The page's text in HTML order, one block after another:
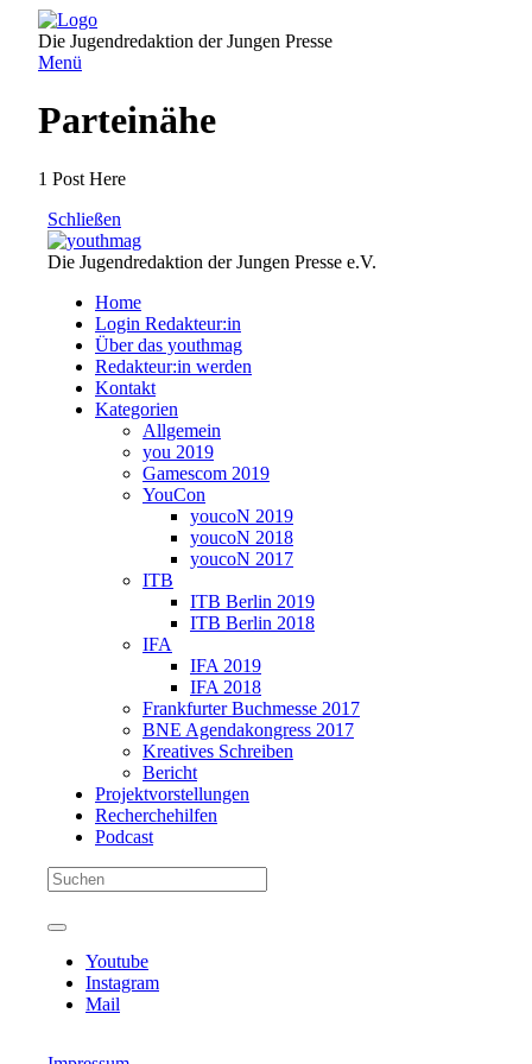
Direkt
zum
Inhalt
Die Jugendredaktion der Jungen Presse
Menü
Parteinähe
1 Post Here
Schließen
Die Jugendredaktion der Jungen Presse e.V.
Home
Login Redakteur:in
Über das youthmag
Redakteur:in werden
Kontakt
Kategorien
Allgemein
you 2019
Gamescom 2019
YouCon
youcoN 2019
youcoN 2018
youcoN 2017
ITB
ITB Berlin 2019
ITB Berlin 2018
IFA
IFA 2019
IFA 2018
Frankfurter Buchmesse 2017
BNE Agendakongress 2017
Kreatives Schreiben
Bericht
Projektvorstellungen
Recherchehilfen
Podcast
Youtube
Instagram
Mail